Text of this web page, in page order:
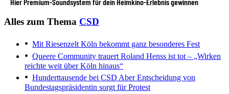
Alles zum Thema CSD
Mit Riesenzelt Köln bekommt ganz besonderes Fest
Queere Community trauert Roland Henss ist tot – „Wirken
reichte weit über Köln hinaus“
Hunderttausende bei CSD Aber Entscheidung von
Bundestagspräsidentin sorgt für Protest